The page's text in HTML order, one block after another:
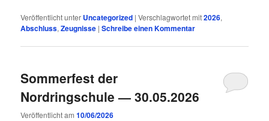
Veröffentlicht unter Uncategorized |Verschlagwortet mit2026,
Abschluss,Zeugnisse |Schreibe einen Kommentar
Sommerfest der
Nordringschule — 30.05.2026
Veröffentlicht am10/06/2026